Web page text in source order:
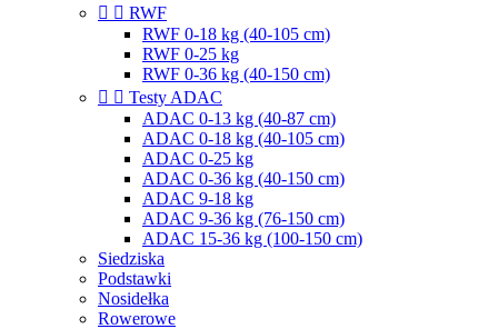
  RWF
RWF 0-18 kg (40-105 cm)
RWF 0-25 kg
RWF 0-36 kg (40-150 cm)
  Testy ADAC
ADAC 0-13 kg (40-87 cm)
ADAC 0-18 kg (40-105 cm)
ADAC 0-25 kg
ADAC 0-36 kg (40-150 cm)
ADAC 9-18 kg
ADAC 9-36 kg (76-150 cm)
ADAC 15-36 kg (100-150 cm)
Siedziska
Podstawki
Nosidełka
Rowerowe